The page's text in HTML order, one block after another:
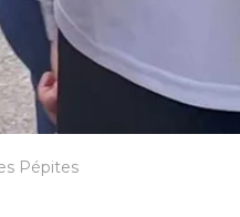
Pépites